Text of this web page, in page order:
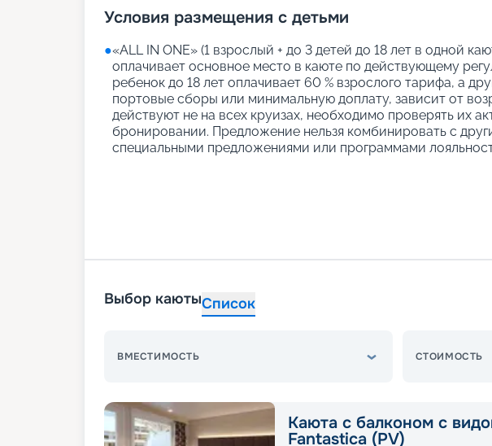
Условия размещения с детьми
●«АLL IN ONE» (1 взрослый + до 3 детей до 18 лет в одной
оплачивает основное место в каюте по действующему
ребенок до 18 лет оплачивает 60 % взрослого тарифа, а
портовые сборы или минимальную доплату, зависит от
действуют не на всех круизах, необходимо проверять их
бронировании. Предложение нельзя комбинировать с
специальными предложениями или программами
Выбор каютыСписок
ВМЕСТИМОСТЬ СТОИМОСТЬ
Каюта с балконом с
Fantastica (PV)